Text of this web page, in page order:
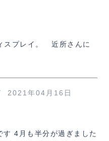
プレイ。 近所さんに
2021年04月16日
4月も半分が過ぎました